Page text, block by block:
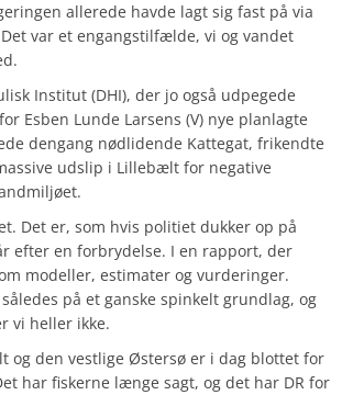
allerede havde lagt sig fast på via
var et engangstilfælde, vi og vandet
Institut (DHI), der jo også udpegede
Esben Lunde Larsens (V) nye planlagte
dengang nødlidende Kattegat, frikendte
udslip i Lillebælt for negative
Det er, som hvis politiet dukker op på
efter en forbrydelse. I en rapport, der
modeller, estimater og vurderinger.
på et ganske spinkelt grundlag, og
vi heller ikke.
og den vestlige Østersø er i dag blottet for
har fiskerne længe sagt, og det har DR for